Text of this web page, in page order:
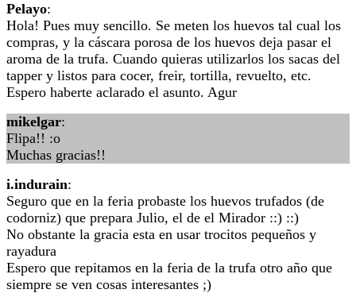
Pelayo:
Hola! Pues muy sencillo. Se meten los huevos tal cual los
compras, y la cáscara porosa de los huevos deja pasar el
aroma de la trufa. Cuando quieras utilizarlos los sacas del
tapper y listos para cocer, freir, tortilla, revuelto, etc.
Espero haberte aclarado el asunto. Agur
mikelgar:
Flipa!! :o
Muchas gracias!!
i.indurain:
Seguro que en la feria probaste los huevos trufados (de
codorniz) que prepara Julio, el de el Mirador ::) ::)
No obstante la gracia esta en usar trocitos pequeños y
rayadura
Espero que repitamos en la feria de la trufa otro año que
siempre se ven cosas interesantes ;)